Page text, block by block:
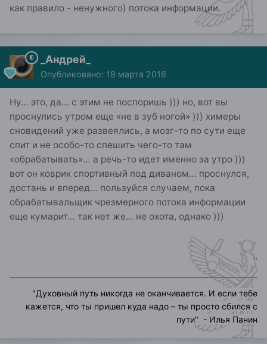
как правило - ненужного) потока информации.
_Андрей_
Опубликовано: 19 марта 2016
Ну… это, да… с этим не поспоришь ))) но, вот вы
проснулись утром еще «не в зуб ногой» ))) химеры
сновидений уже развеялись, а мозг-то по сути еще
спит и не особо-то спешить чего-то там
«обрабатывать»… а речь-то идет именно за утро )))
вот он коврик спортивный под диваном… проснулся,
достань и вперед… пользуйся случаем, пока
обрабатывальщик чрезмерного потока информации
еще кумарит… так нет же… не охота, однако )))
"
"Духовный путь никогда не оканчивается. И если тебе
кажется, что ты пришел куда надо – ты просто сбился с
пути" - Илья Панин